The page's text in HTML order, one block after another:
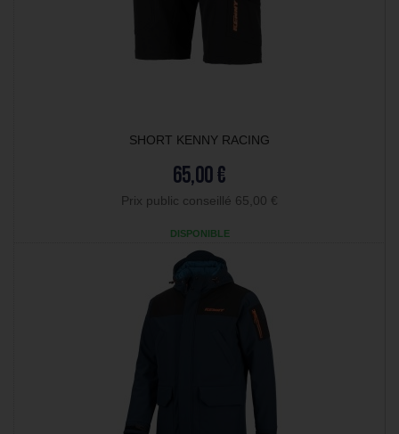
SHORT KENNY RACING
65,00 €
Prix public conseillé 65,00 €
DISPONIBLE